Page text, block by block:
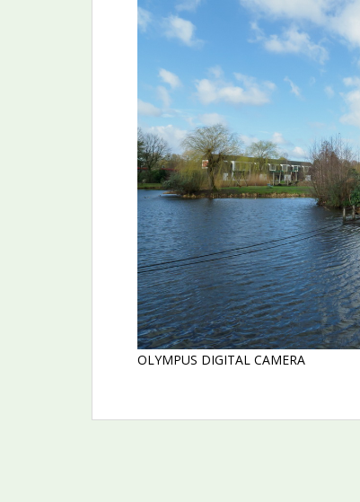
OLYMPUS DIGITAL CAMERA